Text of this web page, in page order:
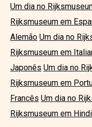
Um dia no
Rijksmuseum em
Alemão Um dia no
Rijksmuseum em
Japonês Um dia no
Rijksmuseum em
Francês Um dia no
Rijksmuseum em Hindi